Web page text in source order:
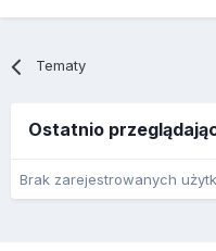
Tematy
Ostatnio
Brak zarejestrowanych